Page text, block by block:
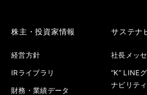
株主・投資家情報
経営方針
IRライブラリ
財務・業績データ
サステナ
社長メッ
“K” LINE
ナビリテ